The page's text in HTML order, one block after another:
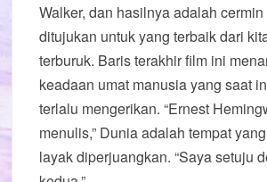
Walker, dan hasilnya adalah cermin
ditujukan untuk yang terbaik dari
terburuk. Baris terakhir film ini
keadaan umat manusia yang saat
terlalu mengerikan. “Ernest
menulis,” Dunia adalah tempat
layak diperjuangkan. “Saya setuju